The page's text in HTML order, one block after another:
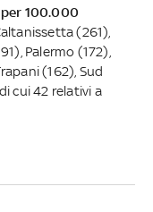
per 100.000
(261),
Palermo (172),
(162), Sud
cui 42 relativi a